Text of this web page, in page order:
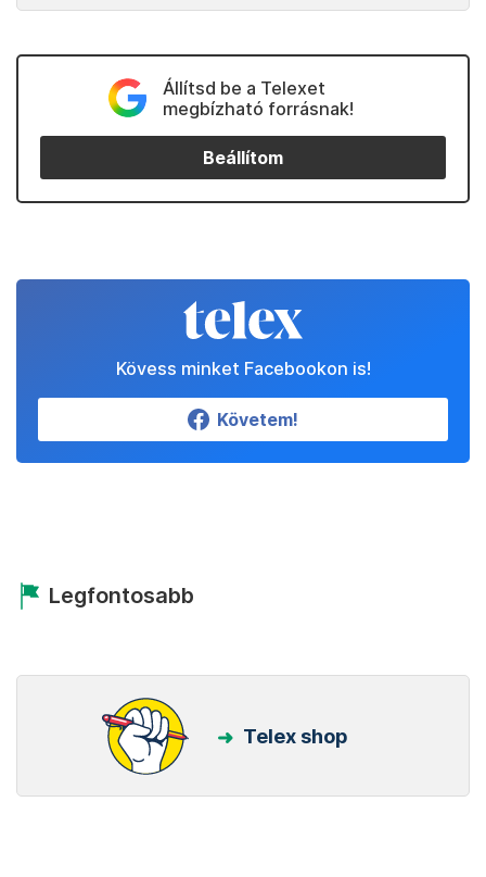
Állítsd be a Telexet
megbízható forrásnak!
Beállítom
Kövess minket Facebookon is!
Követem!
Legfontosabb
Telex shop